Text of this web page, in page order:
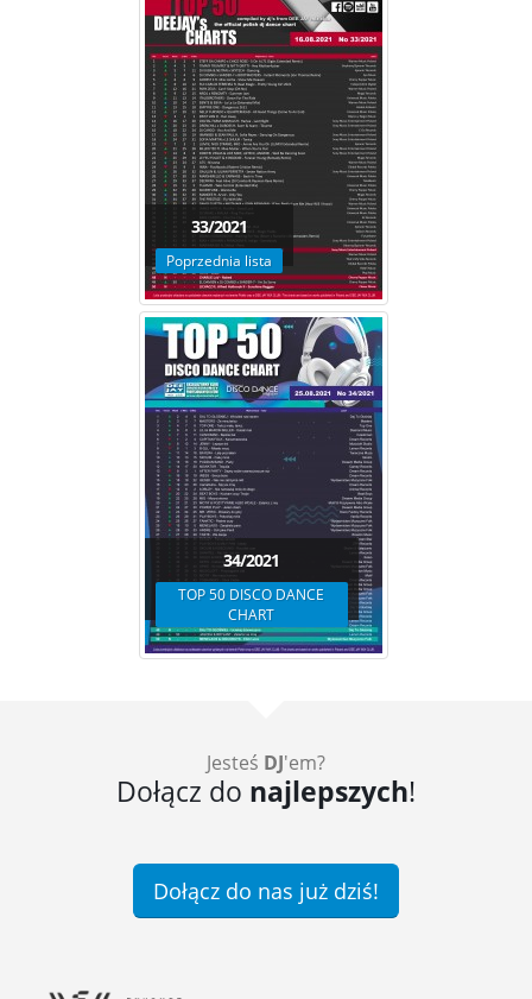
33/2021
Poprzednia lista
34/2021
TOP 50 DISCO DANCE
CHART
Jesteś DJ'em?
Dołącz do najlepszych!
Dołącz do nas już dziś!